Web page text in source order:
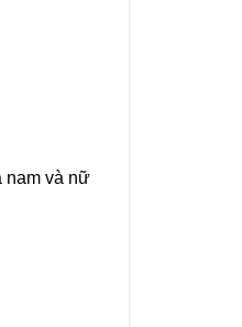
nam và nữ